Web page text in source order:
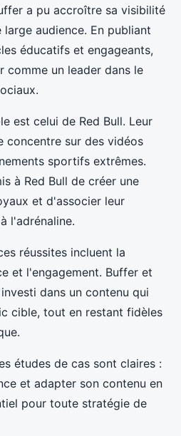
a pu accroître sa visibilité
audience. En publiant
éducatifs et engageants,
comme un leader dans le
est celui de Red Bull. Leur
concentre sur des vidéos
sportifs extrêmes.
à Red Bull de créer une
et d'associer leur
l'adrénaline.
réussites incluent la
et l'engagement. Buffer et
dans un contenu qui
cible, tout en restant fidèles
études de cas sont claires :
et adapter son contenu en
pour toute stratégie de